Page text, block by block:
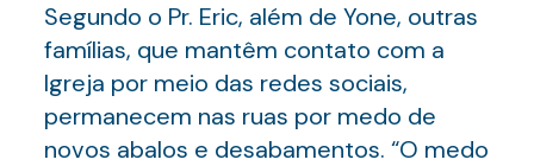
Segundo o Pr. Eric, além de Yone, outras
famílias, que mantêm contato com a
Igreja por meio das redes sociais,
permanecem nas ruas por medo de
novos abalos e desabamentos. “O medo